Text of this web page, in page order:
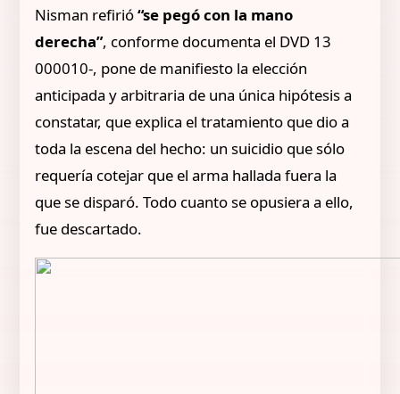
Nisman refirió“se pegó con la mano
derecha”, conforme documenta el DVD 13
000010-, pone de manifiesto la elección
anticipada y arbitraria de una única hipótesis a
constatar, que explica el tratamiento que dio a
toda la escena del hecho: un suicidio que sólo
requería cotejar que el arma hallada fuera la
que se disparó. Todo cuanto se opusiera a ello,
fue descartado.